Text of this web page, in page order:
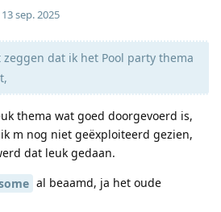
13 sep. 2025
zeggen dat ik het Pool party thema
thema wat goed doorgevoerd is,
m nog niet geëxploiteerd gezien,
dat leuk gedaan.
al beaamd, ja het oude